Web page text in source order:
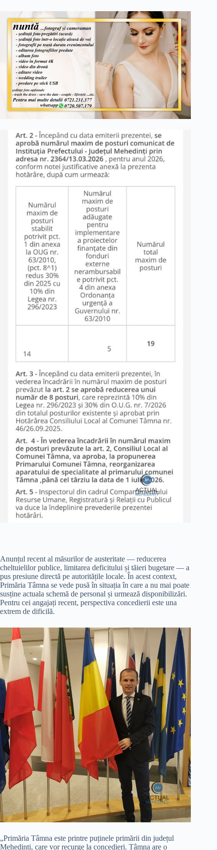
Anunțul recent al măsurilor de austeritate — reducerea
cheltuielilor publice, limitarea deficitului și tăieri bugetare — a
pus presiune directă pe autoritățile locale. În acest context,
Primăria Tâmna se vede pusă în situația în care a nu mai poate
susține actuala schemă de personal și urmează disponibilizări.
Pentru cei angajați recent, perspectiva concedierii este una
extrem de dificilă.
„Primăria Tâmna este printre puținele primării din județul
Mehedinți, care vor recurge la concedieri. Tâmna are o